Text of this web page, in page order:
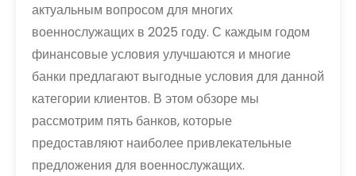
актуальным вопросом для многих
военнослужащих в 2025 году. С каждым годом
финансовые условия улучшаются и многие
банки предлагают выгодные условия для данной
категории клиентов. В этом обзоре мы
рассмотрим пять банков, которые
предоставляют наиболее привлекательные
предложения для военнослужащих.